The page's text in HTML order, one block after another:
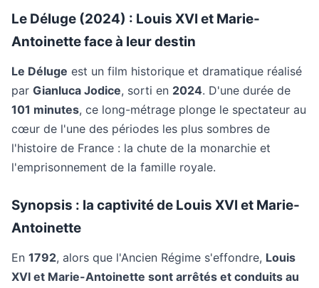
Le Déluge (2024) : Louis XVI et Marie-
Antoinette face à leur destin
Le Déluge est un film historique et dramatique réalisé
par Gianluca Jodice, sorti en 2024. D'une durée de
101 minutes, ce long-métrage plonge le spectateur au
cœur de l'une des périodes les plus sombres de
l'histoire de France : la chute de la monarchie et
l'emprisonnement de la famille royale.
Synopsis : la captivité de Louis XVI et Marie-
Antoinette
En 1792, alors que l'Ancien Régime s'effondre, Louis
XVI et Marie-Antoinette sont arrêtés et conduits au